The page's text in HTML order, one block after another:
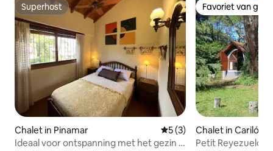
Superhost
Superhost
Chalet in Pinamar Gemiddelde beoordeling
5 (3)
Ideaal voor ontspanning met het gezin I
Favoriet van
Favoriet van
Chalet in Cariló
Petit Reyezuelo.